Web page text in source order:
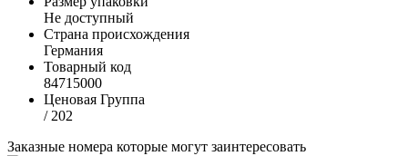
Не доступный
Страна происхождения
Германия
Товарный код
84715000
Ценовая Группа
/ 202
Заказные номера которые могут заинтересовать